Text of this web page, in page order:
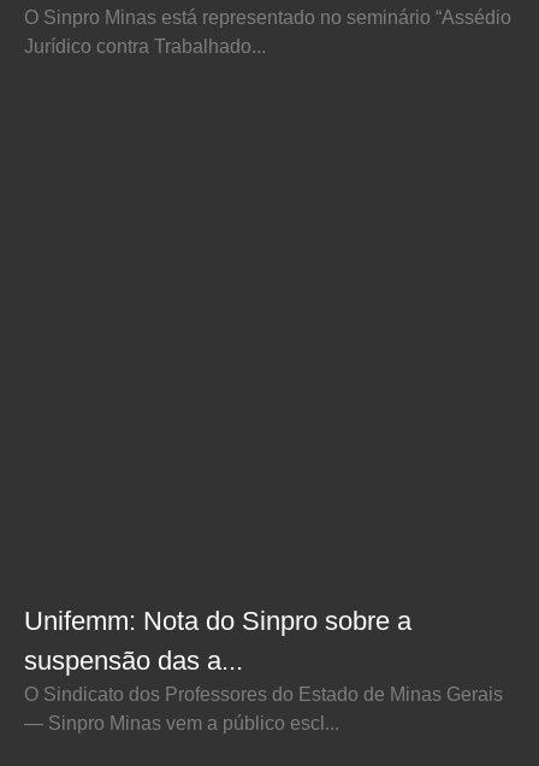
O Sinpro Minas está representado no seminário “Assédio
Jurídico contra Trabalhado...
Unifemm: Nota do Sinpro sobre a
suspensão das a...
O Sindicato dos Professores do Estado de Minas Gerais
— Sinpro Minas vem a público escl...